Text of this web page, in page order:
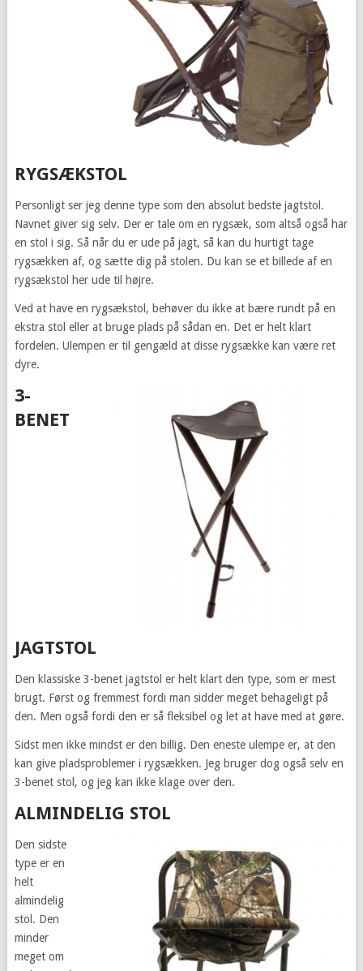
RYGSÆKSTOL
Personligt ser jeg denne type som den absolut bedste jagtstol.
Navnet giver sig selv. Der er tale om en rygsæk, som altså også har
en stol i sig. Så når du er ude på jagt, så kan du hurtigt tage
rygsækken af, og sætte dig på stolen. Du kan se et billede af en
rygsækstol her ude til højre.
Ved at have en rygsækstol, behøver du ikke at bære rundt på en
ekstra stol eller at bruge plads på sådan en. Det er helt klart
fordelen. Ulempen er til gengæld at disse rygsække kan være ret
dyre.
3-
BENET
JAGTSTOL
Den klassiske 3-benet jagtstol er helt klart den type, som er mest
brugt. Først og fremmest fordi man sidder meget behageligt på
den. Men også fordi den er så fleksibel og let at have med at gøre.
Sidst men ikke mindst er den billig. Den eneste ulempe er, at den
kan give pladsproblemer i rygsækken. Jeg bruger dog også selv en
3-benet stol, og jeg kan ikke klage over den.
ALMINDELIG STOL
Den sidste
type er en
helt
almindelig
stol. Den
minder
meget om